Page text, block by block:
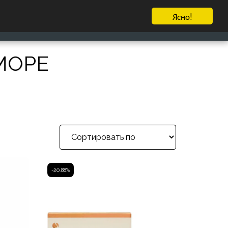
Ясно!
דרגו אותנו
-20.88%